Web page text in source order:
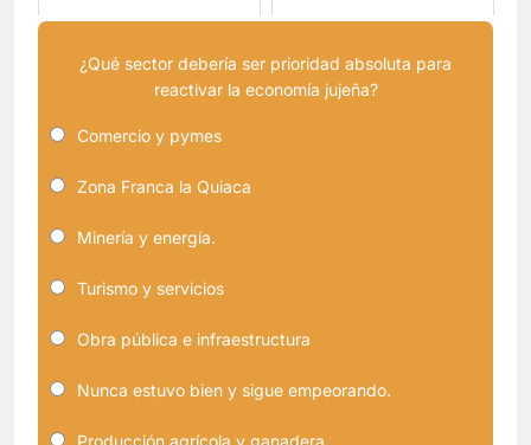
¿Qué sector debería ser prioridad absoluta para
reactivar la economía jujeña?
Comercio y pymes
Zona Franca la Quiaca
Minería y energía.
Turismo y servicios
Obra pública e infraestructura
Nunca estuvo bien y sigue empeorando.